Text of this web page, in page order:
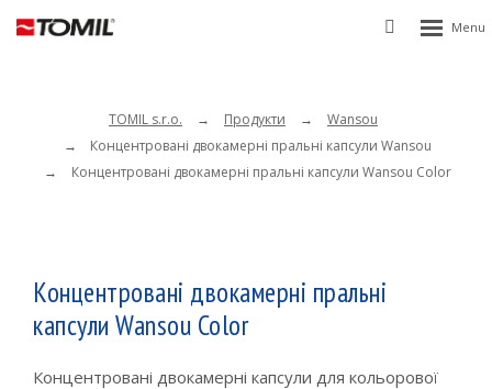
Vyhledávání
Rozbalení
TOMIL s.r.o. Продукти
Wansou
Концентровані двокамерні пральні капсули Wansou
Концентровані двокамерні пральні капсули Wansou Color
Концентровані двокамерні пральні
капсули Wansou Color
Концентровані двокамерні капсули для кольорової